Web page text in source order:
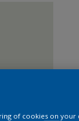
of cookies on